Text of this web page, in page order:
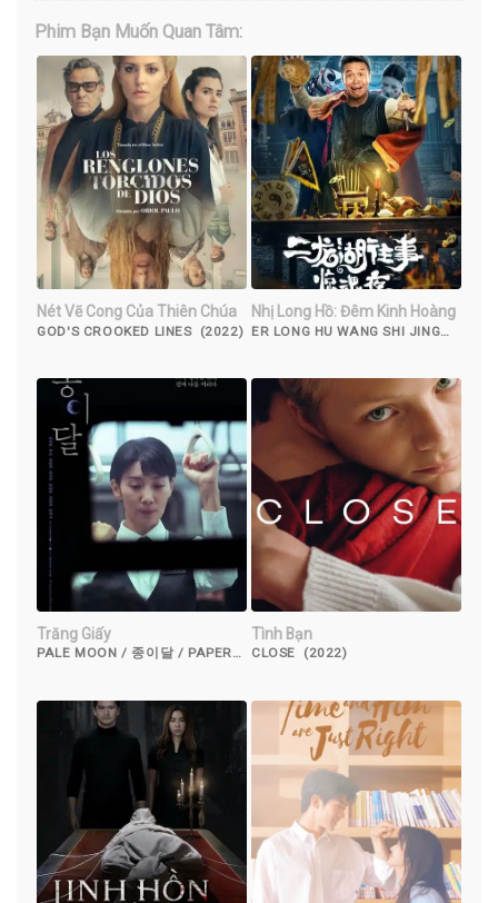
Phim Bạn Muốn Quan Tâm:
Nét Vẽ Cong Của Thiên Chúa
GOD'S CROOKED LINES (2022)
Nhị Long Hồ: Đêm Kinh Hoàng
ER LONG HU WANG SHI JING
Trăng Giấy
PALE MOON / 종이달 / PAPER
Tình Bạn
CLOSE (2022)